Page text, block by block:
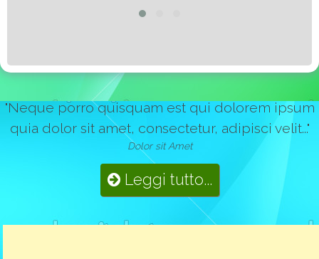
"Neque porro quisquam est qui dolorem ipsum
quia dolor sit amet, consectetur, adipisci velit..."
Dolor sit Amet
Leggi tutto...